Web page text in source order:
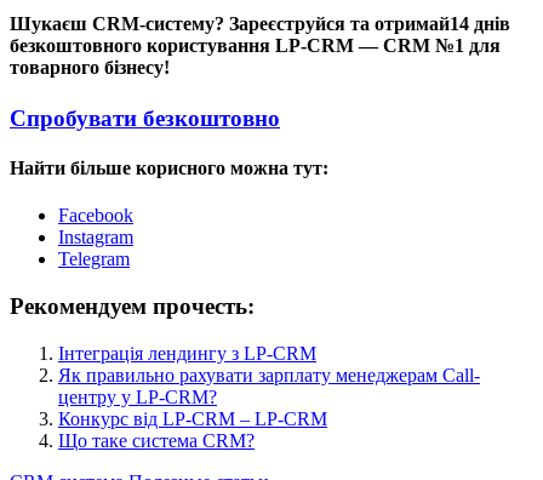
Шукаєш CRM-систему? Зареєструйся та отримай14 днів
безкоштовного користування LP-CRM — CRM №1 для
товарного бізнесу!
Спробувати безкоштовно
Найти більше корисного можна тут:
Facebook
Instagram
Telegram
Рекомендуем прочесть:
Інтеграція лендингу з LP-CRM
Як правильно рахувати зарплату менеджерам Call-
центру у LP-CRM?
Конкурс від LP-CRM – LP-CRM
Що таке система CRM?